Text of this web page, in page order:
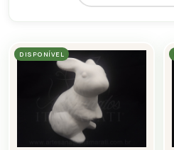
DISPONÍVEL